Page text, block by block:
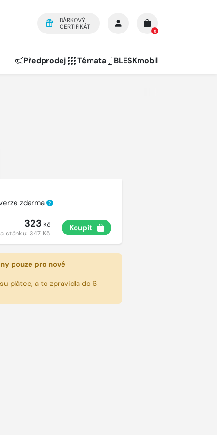
DÁRKOVÝ
CERTIFIKÁT
0
Předprodej Témata BLESKmobil
zdarma ?
323 Kč
stánku:347 Kč
Koupit
pouze pro nové
plátce, a to zpravidla do 6